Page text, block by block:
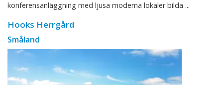
konferensanläggning med ljusa moderna lokaler bilda ...
Hooks Herrgård
Småland